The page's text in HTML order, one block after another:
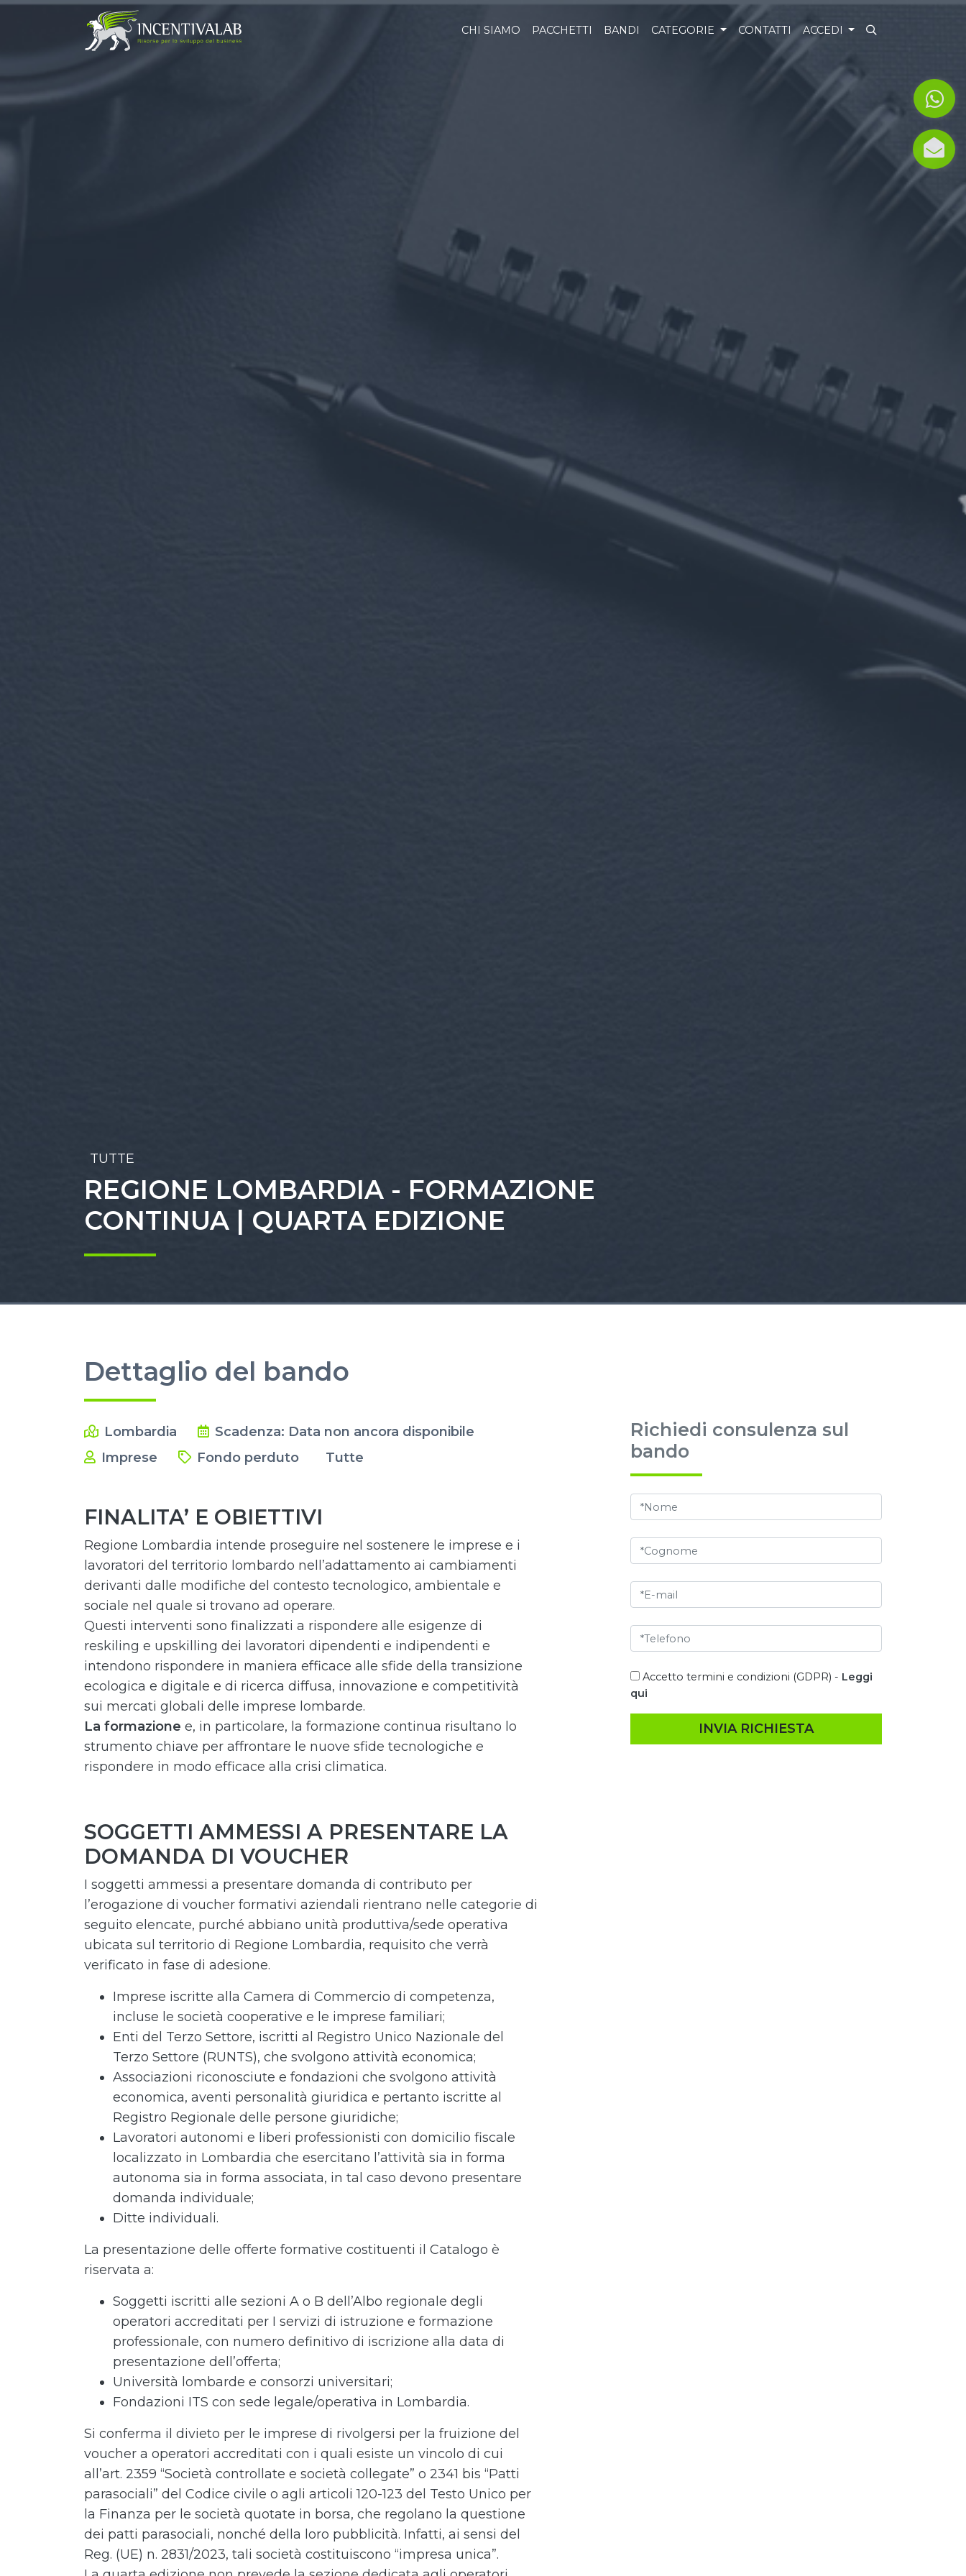
CHI SIAMO PACCHETTI BANDI CATEGORIE CONTATTI ACCEDI
TUTTE
REGIONE LOMBARDIA - FORMAZIONE
CONTINUA | QUARTA EDIZIONE
Dettaglio del bando
Lombardia
Scadenza: Data non ancora disponibile
Imprese
Fondo perduto Tutte
FINALITA’ E OBIETTIVI
Regione Lombardia intende proseguire nel sostenere le imprese e i
lavoratori del territorio lombardo nell’adattamento ai cambiamenti
derivanti dalle modifiche del contesto tecnologico, ambientale e
sociale nel quale si trovano ad operare.
Questi interventi sono finalizzati a rispondere alle esigenze di
reskiling e upskilling dei lavoratori dipendenti e indipendenti e
intendono rispondere in maniera efficace alle sfide della transizione
ecologica e digitale e di ricerca diffusa, innovazione e competitività
sui mercati globali delle imprese lombarde.
La formazione e, in particolare, la formazione continua risultano lo
strumento chiave per affrontare le nuove sfide tecnologiche e
rispondere in modo efficace alla crisi climatica.
SOGGETTI AMMESSI A PRESENTARE LA
DOMANDA DI VOUCHER
I soggetti ammessi a presentare domanda di contributo per
l’erogazione di voucher formativi aziendali rientrano nelle categorie di
seguito elencate, purché abbiano unità produttiva/sede operativa
ubicata sul territorio di Regione Lombardia, requisito che verrà
verificato in fase di adesione.
Imprese iscritte alla Camera di Commercio di competenza,
incluse le società cooperative e le imprese familiari;
Enti del Terzo Settore, iscritti al Registro Unico Nazionale del
Terzo Settore (RUNTS), che svolgono attività economica;
Associazioni riconosciute e fondazioni che svolgono attività
economica, aventi personalità giuridica e pertanto iscritte al
Registro Regionale delle persone giuridiche;
Lavoratori autonomi e liberi professionisti con domicilio fiscale
localizzato in Lombardia che esercitano l’attività sia in forma
autonoma sia in forma associata, in tal caso devono presentare
domanda individuale;
Ditte individuali.
La presentazione delle offerte formative costituenti il Catalogo è
riservata a:
Soggetti iscritti alle sezioni A o B dell’Albo regionale degli
operatori accreditati per I servizi di istruzione e formazione
professionale, con numero definitivo di iscrizione alla data di
presentazione dell’offerta;
Università lombarde e consorzi universitari;
Fondazioni ITS con sede legale/operativa in Lombardia.
Si conferma il divieto per le imprese di rivolgersi per la fruizione del
voucher a operatori accreditati con i quali esiste un vincolo di cui
all’art. 2359 “Società controllate e società collegate” o 2341 bis “Patti
parasociali” del Codice civile o agli articoli 120-123 del Testo Unico per
la Finanza per le società quotate in borsa, che regolano la questione
dei patti parasociali, nonché della loro pubblicità. Infatti, ai sensi del
Reg. (UE) n. 2831/2023, tali società costituiscono “impresa unica”.
Richiedi consulenza sul
bando
Accetto termini e condizioni (GDPR) - Leggi
qui
INVIA RICHIESTA